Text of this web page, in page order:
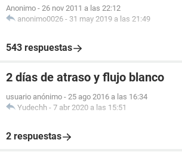
Anonimo - 26 nov 2011 a las 22:12
anonimo0026 - 31 may 2019 a las 21:49
543 respuestas
2 días de atraso y flujo blanco
usuario anónimo - 25 ago 2016 a las 16:34
Yudechh - 7 abr 2020 a las 15:51
2 respuestas